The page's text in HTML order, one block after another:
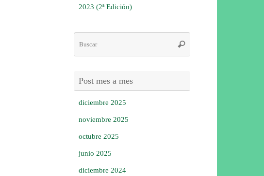
2023 (2ª Edición)
Buscar
Post mes a mes
diciembre 2025
noviembre 2025
octubre 2025
junio 2025
diciembre 2024